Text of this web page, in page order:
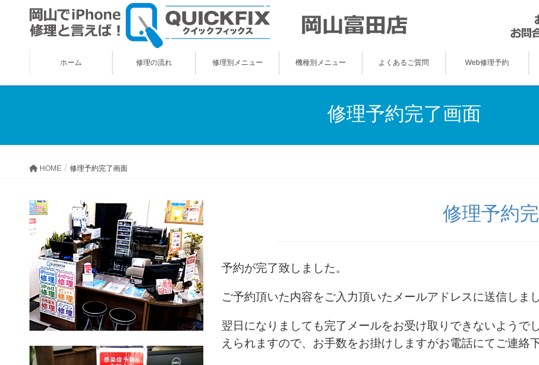
ホーム 修理の流れ 修理別メニュー 機種別メニュー よくあるご質問 Web修理予約
修理予約完了画面
HOME 修理予約完了画面
修理予約
予約が完了致しました。
ご予約頂いた内容をご入力頂いたメールアドレスに送信しま
翌日になりましても完了メールをお受け取りできないようで
えられますので、お手数をお掛けしますがお電話にてご連絡